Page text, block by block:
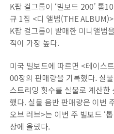
K팝 걸그룹이 ‘빌보드 200’ 톱
규 1집 <디 앨범(THE
K팝 걸그룹이 발매한 미니앨범
적이 가장 높다.
미국 빌보드에 따르면 <테이스
00장의 판매량을 기록했다. 실
스트리밍 횟수를 실물로 계산
했다. 실물 음반 판매량은 이번
오브 러브>는 이번 주 빌보드 ‘
상에 올랐다.